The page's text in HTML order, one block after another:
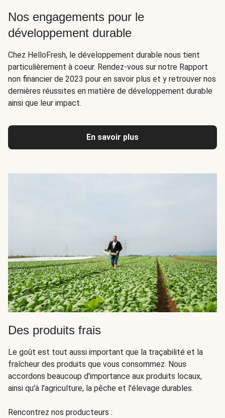
Nos engagements pour le
développement durable
Chez HelloFresh, le développement durable nous tient
particulièrement à coeur. Rendez-vous sur notre Rapport
non financier de 2023 pour en savoir plus et y retrouver nos
dernières réussites en matière de développement durable
ainsi que leur impact.
En savoir plus
Des produits frais
Le goût est tout aussi important que la traçabilité et la
fraîcheur des produits que vous consommez. Nous
accordons beaucoup d'importance aux produits locaux,
ainsi qu'à l'agriculture, la pêche et l'élevage durables.
Rencontrez nos producteurs :